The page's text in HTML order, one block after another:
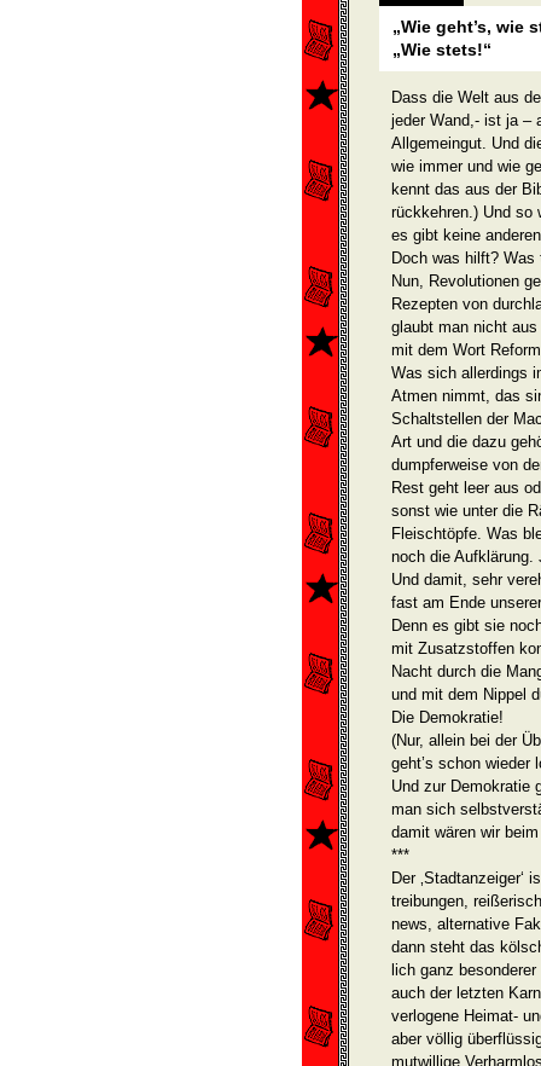
„Wie geht’s, wie
„Wie stets!“
Dass die Welt aus
jeder Wand,- ist ja –
Allgemeingut. Und
wie immer und wie
kennt das aus der
rückkehren.) Und so
es gibt keine
Doch was hilft? Was
Nun, Revolutionen
Rezepten von
glaubt man nicht
mit dem Wort
Was sich allerdings
Atmen nimmt, das
Schaltstellen der
Art und die dazu
dumpferweise von
Rest geht leer aus
sonst wie unter die
Fleischtöpfe. Was
noch die Aufklärung.
Und damit, sehr
fast am Ende
Denn es gibt sie
mit Zusatzstoffen
Nacht durch die
und mit dem Nippel
Die Demokratie!
(Nur, allein bei der
geht’s schon
Und zur Demokratie
man sich
damit wären wir beim
***
Der
treibungen,
news, alternative
dann steht das
lich ganz
auch der letzten
verlogene Heimat-
aber völlig
mutwillige